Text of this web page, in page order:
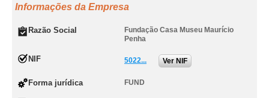
Informações da Empresa
Razão Social
Fundação Casa Museu Maurício
Penha
NIF 5022... Ver NIF
Forma jurídica FUND